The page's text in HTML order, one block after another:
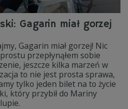
Gagarin miał gorzej
Gagarin miał gorzej! Nic
przepłynąłem sobie
jeszcze kilka marzeń w
to nie jest prosta sprawa,
tylko jeden bilet na to życie
który przybił do Mariny